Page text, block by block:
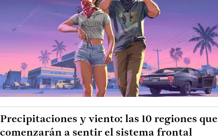
Precipitaciones y viento: las 10 regiones que
comenzarán a sentir el sistema frontal